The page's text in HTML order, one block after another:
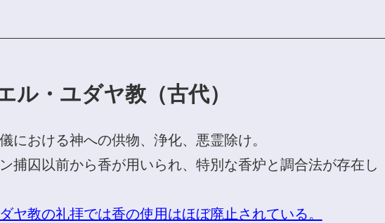
ル・ユダヤ教（古代）
における神への供物、浄化、悪霊除け。
ン捕囚以前から香が用いられ、特別な香炉と調合法が存在し
ヤ教の礼拝では香の使用はほぼ廃止されている。